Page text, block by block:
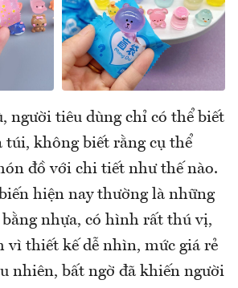
người tiêu dùng chỉ có thể biết
túi, không biết rằng cụ thể
đồ với chi tiết như thế nào.
hiện nay thường là những
nhựa, có hình rất thú vị,
vì thiết kế dễ nhìn, mức giá rẻ
nhiên, bất ngờ đã khiến người